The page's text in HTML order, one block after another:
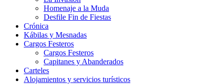
Homenaje a la Muda
Desfile Fin de Fiestas
Crónica
Kábilas y Mesnadas
Cargos Festeros
Cargos Festeros
Capitanes y Abanderados
Carteles
Alojamientos y servicios turísticos